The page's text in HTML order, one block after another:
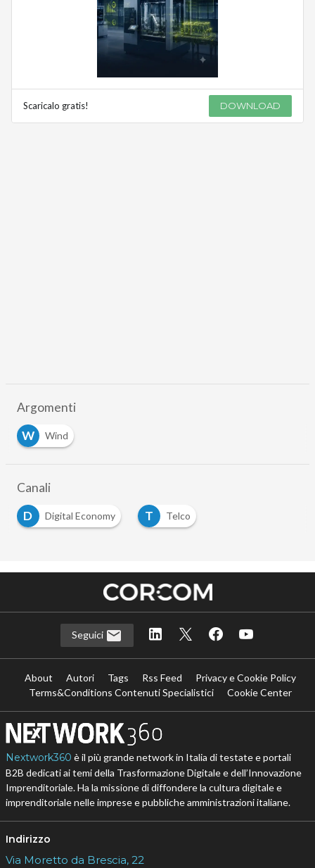
Scaricalo gratis! DOWNLOAD
Argomenti
W
Wind
Canali
D
Digital Economy T Telco
Seguici
About Autori Tags Rss Feed
Privacy e Cookie Policy
Terms&Conditions Contenuti Specialistici
Cookie Center
Nextwork360 è il più grande network in Italia di testate e portali
B2B dedicati ai temi della Trasformazione Digitale e dell’Innovazione
Imprenditoriale. Ha la missione di diffondere la cultura digitale e
imprenditoriale nelle imprese e pubbliche amministrazioni italiane.
Indirizzo
Via Moretto da Brescia, 22